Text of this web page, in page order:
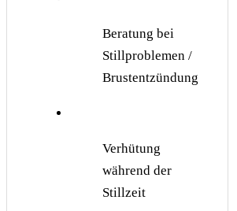
Beratung bei
Stillproblemen /
Brustentzündung
Verhütung
während der
Stillzeit